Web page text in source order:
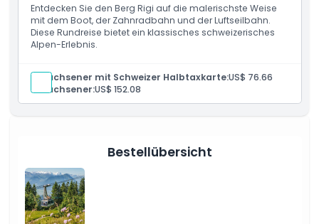
Entdecken Sie den Berg Rigi auf die malerischste Weise
mit dem Boot, der Zahnradbahn und der Luftseilbahn.
Diese Rundreise bietet ein klassisches schweizerisches
Alpen-Erlebnis.
Erwachsener mit Schweizer Halbtaxkarte:US$ 76.66
Erwachsener:US$ 152.08
Bestellübersicht